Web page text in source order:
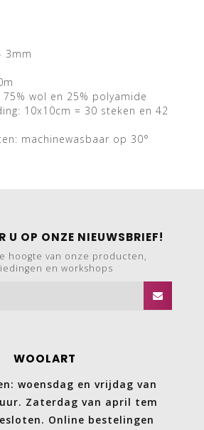
3mm
75% wol en 25% polyamide
10x10cm = 30 steken en 42
machinewasbaar op 30°
U OP ONZE NIEUWSBRIEF!
hoogte van onze producten,
en workshops
WOOLART
woensdag en vrijdag van
uur. Zaterdag van april tem
Online bestelingen